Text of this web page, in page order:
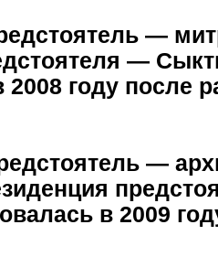
—
—
2008 году после
—
в 2009